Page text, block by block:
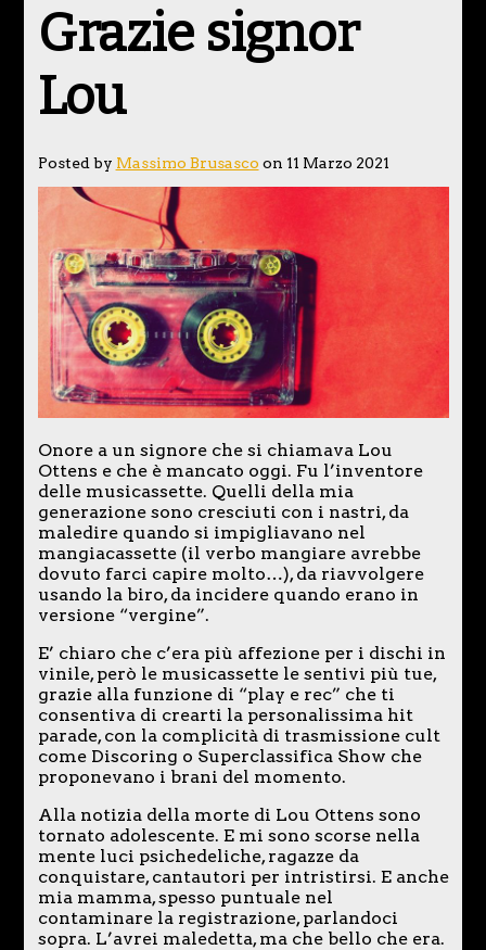
Grazie signor
Lou
Posted by Massimo Brusasco on 11 Marzo 2021
Onore a un signore che si chiamava Lou
Ottens e che è mancato oggi. Fu l’inventore
delle musicassette. Quelli della mia
generazione sono cresciuti con i nastri, da
maledire quando si impigliavano nel
mangiacassette (il verbo mangiare avrebbe
dovuto farci capire molto…), da riavvolgere
usando la biro, da incidere quando erano in
versione “vergine”.
E’ chiaro che c’era più affezione per i dischi in
vinile, però le musicassette le sentivi più tue,
grazie alla funzione di “play e rec” che ti
consentiva di crearti la personalissima hit
parade, con la complicità di trasmissione cult
come Discoring o Superclassifica Show che
proponevano i brani del momento.
Alla notizia della morte di Lou Ottens sono
tornato adolescente. E mi sono scorse nella
mente luci psichedeliche, ragazze da
conquistare, cantautori per intristirsi. E anche
mia mamma, spesso puntuale nel
contaminare la registrazione, parlandoci
sopra. L’avrei maledetta, ma che bello che era.